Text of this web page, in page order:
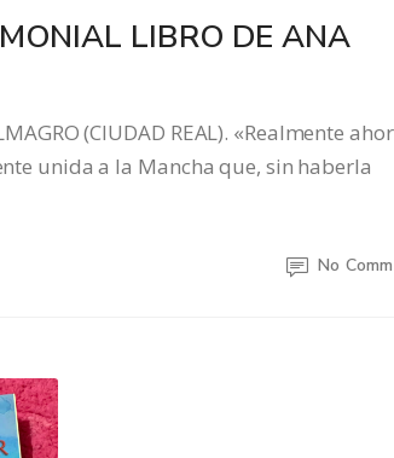
LIBRO DE ANA
(CIUDAD REAL). «Realmente
unida a la Mancha que, sin haberla
No